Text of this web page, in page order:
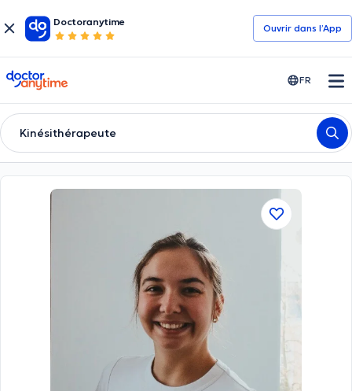
Doctoranytime
Ouvrir dans l’App
doctoranytime FR
Kinésithérapeute